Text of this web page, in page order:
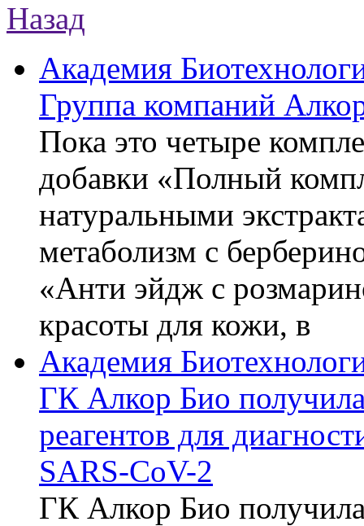
Назад
Академия
Группа компаний
Пока это четыре
добавки «Полный
натуральными
метаболизм с
«Анти эйдж с
красоты для кожи, в
Академия
ГК Алкор Био
реагентов для
SARS-CoV-2
ГК Алкор Био